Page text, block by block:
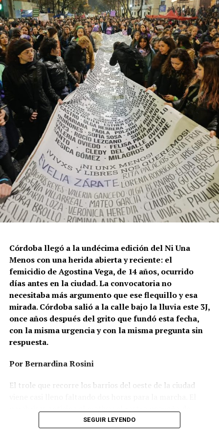
con un crecimiento de más del 60% respecto de 2024,
cuando se habían registrado 140 casos. Se trata, dice el
relevamiento, de un aumento “abrupto, excepcional y
cualitativamente distinto a la progresión observada en
los años anteriores”.
La violencia por odio hacia el colectivo LGBT+ se
intensificó en un contexto de desmantelamiento de
políticas públicas, vaciamiento de organismos de
protección, paralización de la agenda legislativa en
materia de derechos y consolidación de discursos
fascistas que estigmatizan a la diversidad.
Para María Rachid, titular del Instituto contra la
Discriminación de la Ciudad de Buenos Aires e
integrante de la Federación Argentina LGBT+
(FALGBT), el drástico aumento de estos crímenes en
Argentina no puede separarse de los discursos de odio
que provienen del gobierno nacional. “Tanto el
de manera violenta y discriminatoria hacia la comunidad
LGBT en general y, principalmente, hacia la comunidad
trans”, describe Rachid. “Y eso –agrega– genera mayor
violencia y discriminación en la vida cotidiana. Esos
discursos terminan legitimando, avalando y fomentando
la violencia hacia nuestra comunidad”.
Esa realidad se percibe en lo cotidiano. Ayito Cabrera,
director y fundador de la organización Espacio
Tolomocho –que nuclea a personas trans con
discapacidad–, advierte que el aumento no se limita a los
silenciosas y estructurales de violencia, atravesadas por
“Los pedidos de ‘apañe’ de personas trans se
multiplicaron considerablemente”, resume. Ese
Córdoba llegó a la undécima edición del Ni Una
Menos con una herida abierta y reciente: el
femicidio de Agostina Vega, de 14 años, ocurrido
días antes en la ciudad. La convocatoria no
necesitaba más argumento que ese flequillo y esa
mirada. Córdoba salió a la calle bajo la lluvia este 3J,
once años después del grito que fundó esta fecha,
con la misma urgencia y con la misma pregunta sin
respuesta.
Por Bernardina Rosini
El trole que recorre los barrios del oeste de la ciudad
Agostina Vega, 14 años. Era fácil intuir que será una
marcha que desbordará una ciudad que expresa
SEGUIR LEYENDO